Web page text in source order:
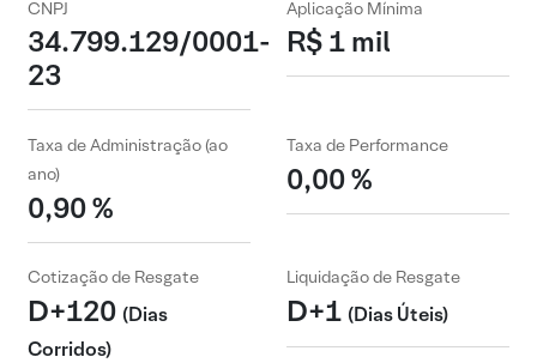
CNPJ
34.799.129/0001-
23
Aplicação Mínima
R$ 1 mil
Taxa de Administração (ao
ano)
0,90 %
Taxa de Performance
0,00 %
Cotização de Resgate
D+120 (Dias
Corridos)
Liquidação de Resgate
D+1 (Dias Úteis)